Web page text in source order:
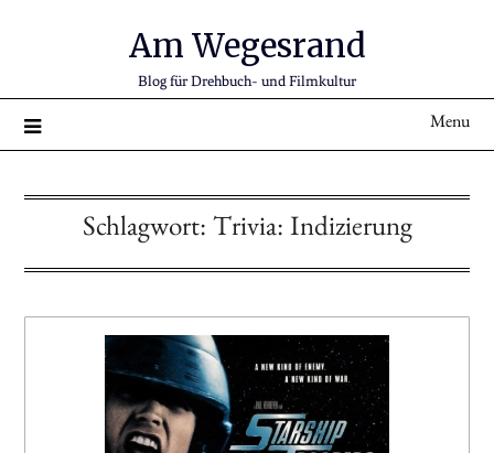
Am Wegesrand
Blog für Drehbuch- und Filmkultur
Menu
Schlagwort: Trivia: Indizierung